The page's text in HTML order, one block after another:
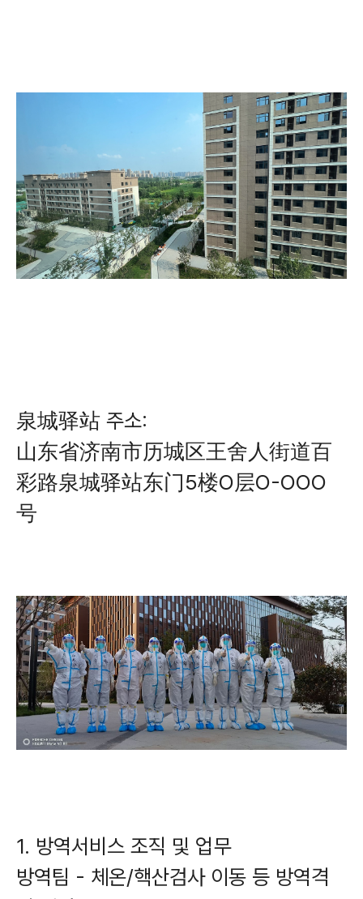
泉城驿站 주소:
山东省济南市历城区王舍人街道百
彩路泉城驿站东门5楼O层O-OOO
号
1. 방역서비스 조직 및 업무
방역팀 - 체온/핵산검사 이동 등 방역격